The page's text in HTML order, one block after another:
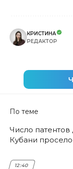
КРИСТИНА
РЕДАКТОР
По теме
Число
Кубани
12:40